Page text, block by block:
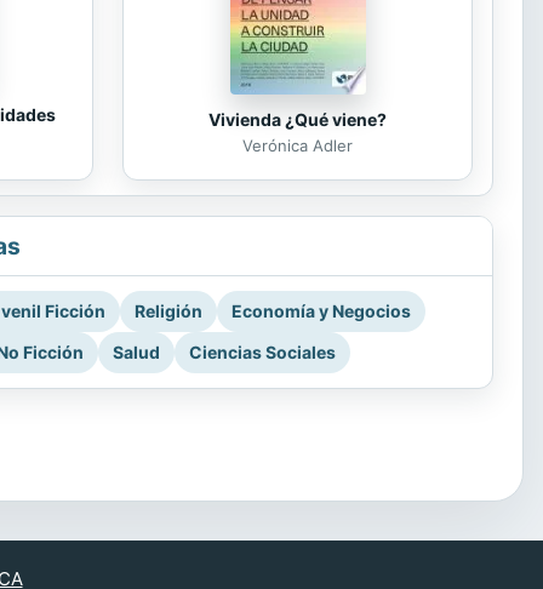
Vivienda ¿Qué viene?
Verónica Adler
Ficción Religión
Economía y Negocios
Ficción
Salud Ciencias Sociales